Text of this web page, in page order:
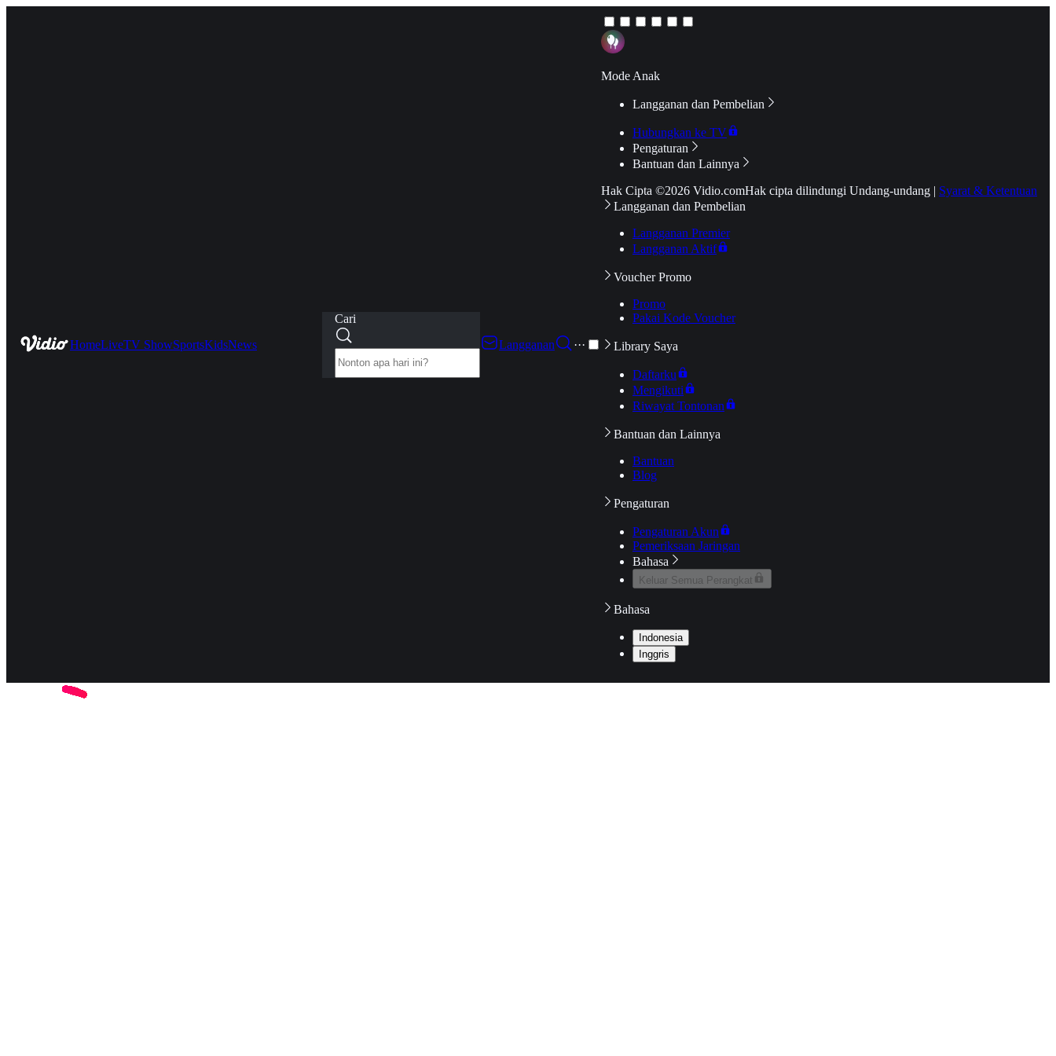
HomeLiveTV ShowSportsKidsNews
Cari
Langganan
···
Mode Anak
Langganan dan Pembelian
Hubungkan ke TV
Pengaturan
Bantuan dan Lainnya
Hak Cipta ©2026 Vidio.comHak cipta dilindungi Undang-undang | Syarat & Ketentuan
Langganan dan Pembelian
Langganan Premier
Langganan Aktif
Voucher Promo
Promo
Pakai Kode Voucher
Library Saya
Daftarku
Mengikuti
Riwayat Tontonan
Bantuan dan Lainnya
Bantuan
Blog
Pengaturan
Pengaturan Akun
Pemeriksaan Jaringan
Bahasa
Keluar Semua Perangkat
Bahasa
Indonesia
Inggris